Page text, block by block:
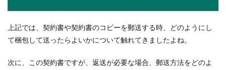
就活に黒髪はなぜかその理由とオシャ
レに就活を楽しむコツ
就活中はなぜかみんな黒髪に戻しますよね？で
上記では、契約書や契約書のコピーを郵送する時、どのようにし
て梱包して送ったらよいかについて触れてきましたよね。
次に、この契約書ですが、返送が必要な場合、郵送方法をどのよ